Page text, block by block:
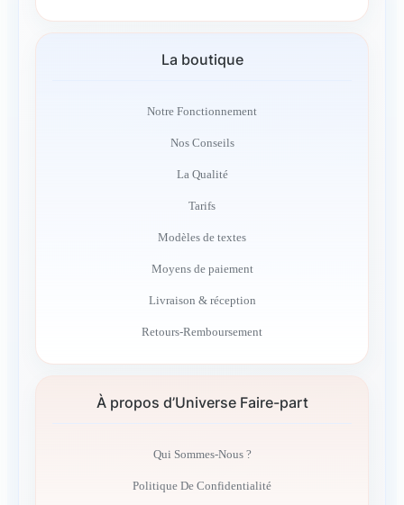
La boutique
Notre Fonctionnement
Nos Conseils
La Qualité
Tarifs
Modèles de textes
Moyens de paiement
Livraison & réception
Retours-Remboursement
À propos d’Universe Faire-part
Qui Sommes-Nous ?
Politique De Confidentialité